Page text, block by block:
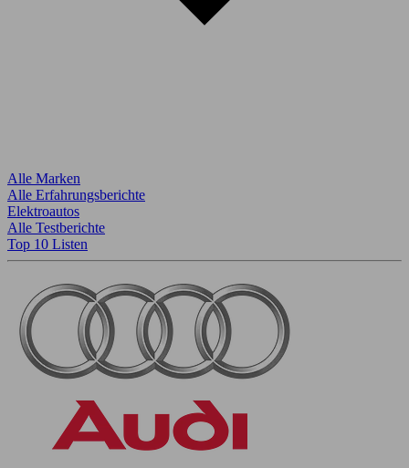
Alle Marken
Alle Erfahrungsberichte
Elektroautos
Alle Testberichte
Top 10 Listen